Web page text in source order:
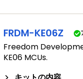
FRDM-KE06Z
Freedom
KE06 MCUs.